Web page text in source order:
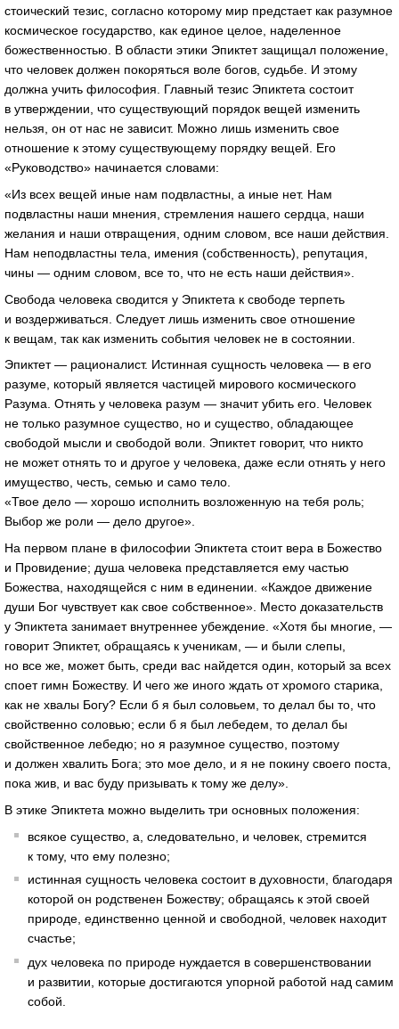
стоический тезис, согласно которому мир предстает как разумное
космическое государство, как единое целое, наделенное
божественностью. В области этики Эпиктет защищал положение,
что человек должен покоряться воле богов, судьбе. И этому
должна учить философия. Главный тезис Эпиктета состоит
в утверждении, что существующий порядок вещей изменить
нельзя, он от нас не зависит. Можно лишь изменить свое
отношение к этому существующему порядку вещей. Его
«Руководство» начинается словами:
«Из всех вещей иные нам подвластны, а иные нет. Нам
подвластны наши мнения, стремления нашего сердца, наши
желания и наши отвращения, одним словом, все наши действия.
Нам неподвластны тела, имения (собственность), репутация,
чины — одним словом, все то, что не есть наши действия».
Свобода человека сводится у Эпиктета к свободе терпеть
и воздерживаться. Следует лишь изменить свое отношение
к вещам, так как изменить события человек не в состоянии.
Эпиктет — рационалист. Истинная сущность человека — в его
разуме, который является частицей мирового космического
Разума. Отнять у человека разум — значит убить его. Человек
не только разумное существо, но и существо, обладающее
свободой мысли и свободой воли. Эпиктет говорит, что никто
не может отнять то и другое у человека, даже если отнять у него
имущество, честь, семью и само тело.
«Твое дело — хорошо исполнить возложенную на тебя роль;
Выбор же роли — дело другое».
На первом плане в философии Эпиктета стоит вера в Божество
и Провидение; душа человека представляется ему частью
Божества, находящейся с ним в единении. «Каждое движение
души Бог чувствует как свое собственное». Место доказательств
у Эпиктета занимает внутреннее убеждение. «Хотя бы многие, —
говорит Эпиктет, обращаясь к ученикам, — и были слепы,
но все же, может быть, среди вас найдется один, который за всех
споет гимн Божеству. И чего же иного ждать от хромого старика,
как не хвалы Богу? Если б я был соловьем, то делал бы то, что
свойственно соловью; если б я был лебедем, то делал бы
свойственное лебедю; но я разумное существо, поэтому
и должен хвалить Бога; это мое дело, и я не покину своего поста,
пока жив, и вас буду призывать к тому же делу».
В этике Эпиктета можно выделить три основных положения:
всякое существо, а, следовательно, и человек, стремится
к тому, что ему полезно;
истинная сущность человека состоит в духовности, благодаря
которой он родственен Божеству; обращаясь к этой своей
природе, единственно ценной и свободной, человек находит
счастье;
дух человека по природе нуждается в совершенствовании
и развитии, которые достигаются упорной работой над самим
собой.